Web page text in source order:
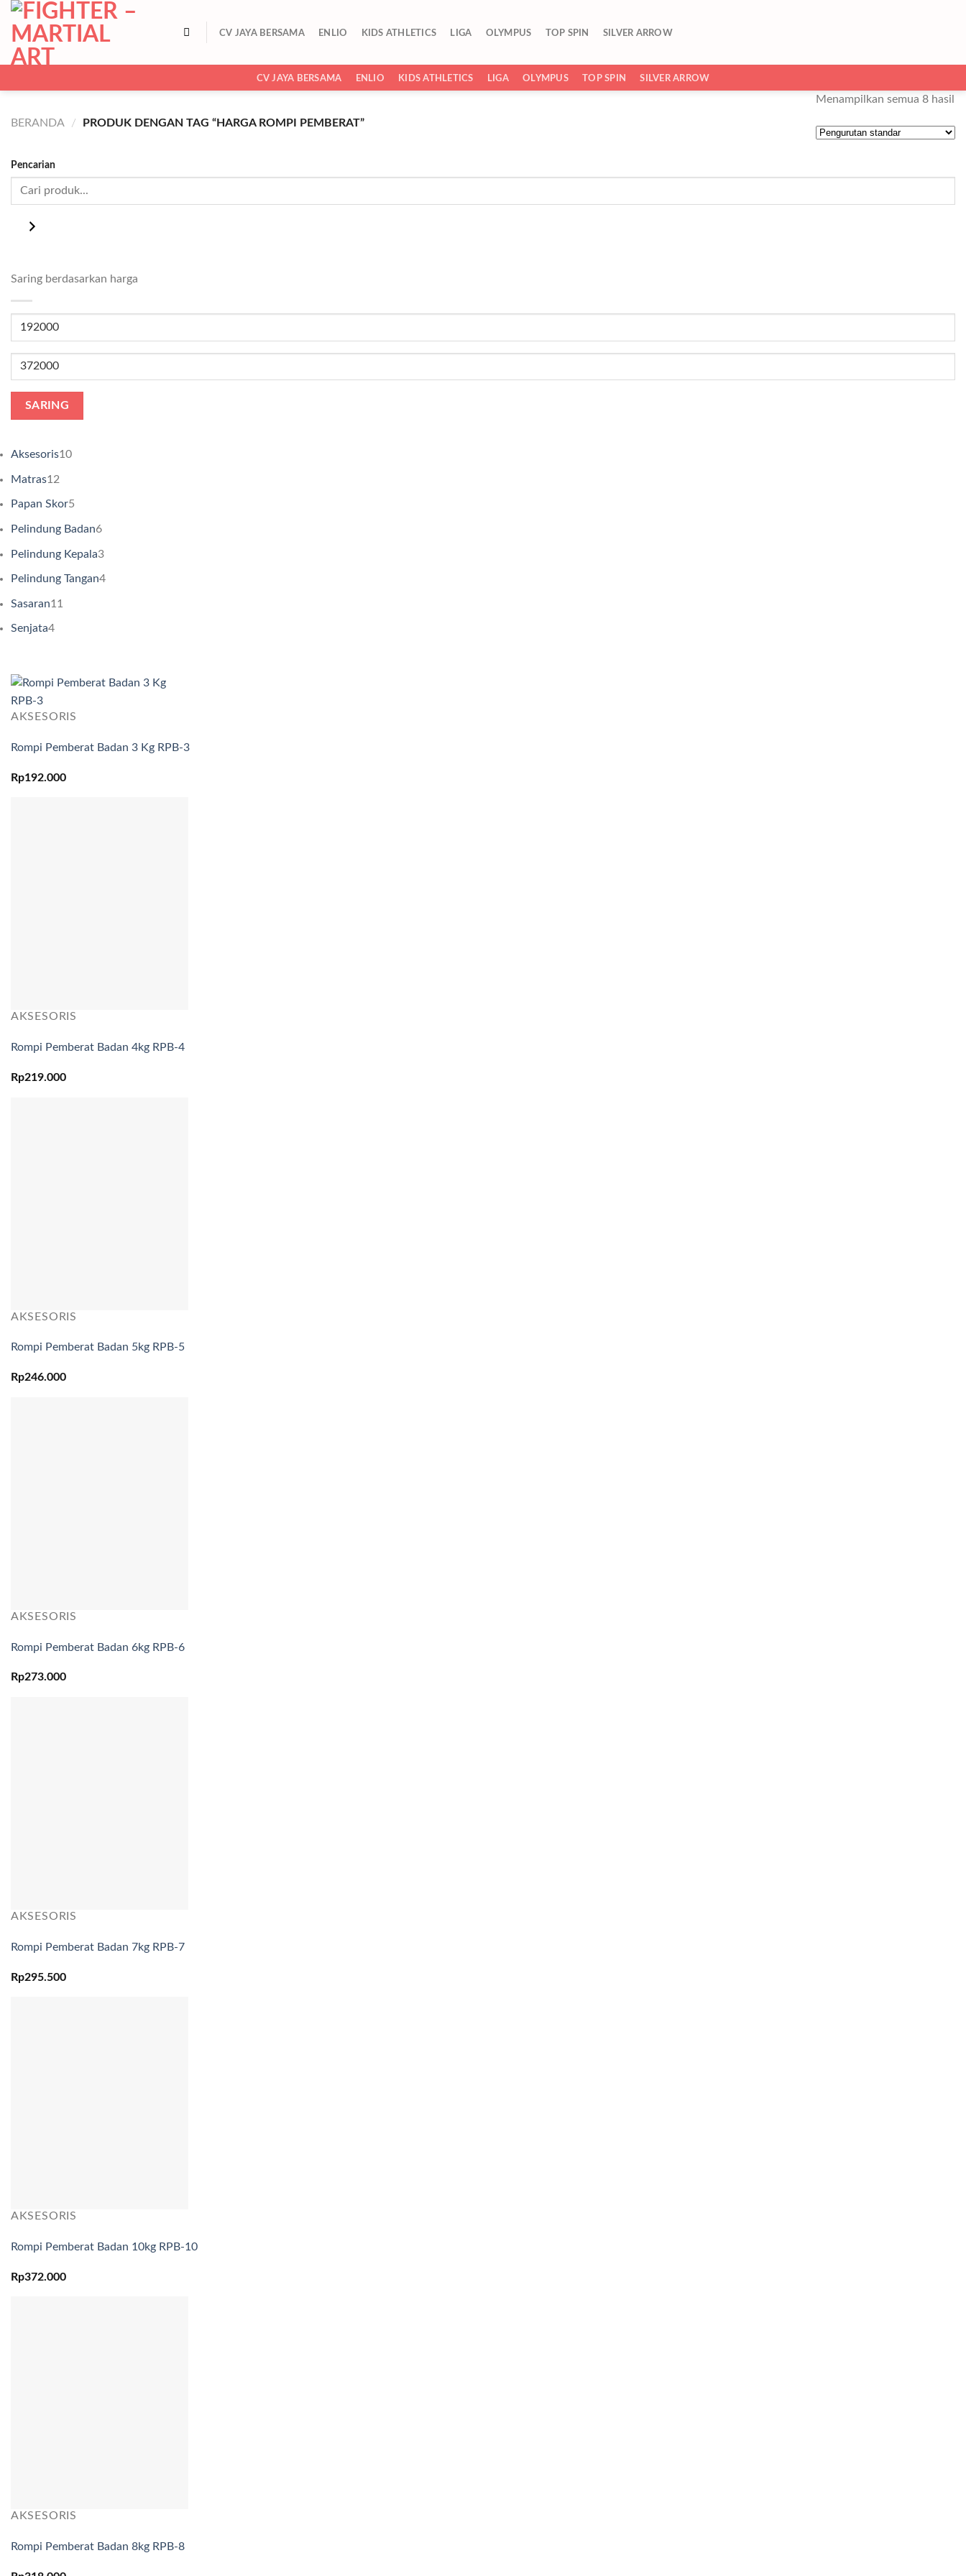
Skip
content
CV JAYA BERSAMA ENLIO KIDS ATHLETICS LIGA OLYMPUS TOP SPIN SILVER ARROW
CV JAYA BERSAMA ENLIO KIDS ATHLETICS LIGA OLYMPUS TOP SPIN SILVER ARROW
BERANDA / PRODUK DENGAN TAG “HARGA ROMPI PEMBERAT”
Menampilkan semua 8 hasil
Pencarian
Saring berdasarkan harga
Harga
Harga
SARING
Aksesoris1010
Matras12
Papan Skor5
Pelindung Badan66
Pelindung Kepala33
Pelindung Tangan44
Sasaran11
Senjata44
AKSESORIS
Rompi Pemberat Badan 3 Kg RPB-3
Rp192.000
AKSESORIS
Rompi Pemberat Badan 4kg RPB-4
Rp219.000
AKSESORIS
Rompi Pemberat Badan 5kg RPB-5
Rp246.000
AKSESORIS
Rompi Pemberat Badan 6kg RPB-6
Rp273.000
AKSESORIS
Rompi Pemberat Badan 7kg RPB-7
Rp295.500
AKSESORIS
Rompi Pemberat Badan 10kg RPB-10
Rp372.000
AKSESORIS
Rompi Pemberat Badan 8kg RPB-8